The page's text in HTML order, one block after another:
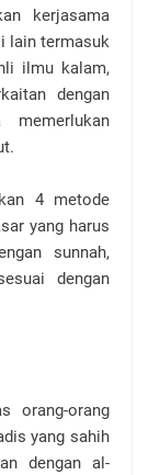
kerjasama
lain termasuk
ilmu kalam,
dengan
memerlukan
4 metode
yang harus
sunnah,
dengan
orang-orang
yang sahih
dengan al-